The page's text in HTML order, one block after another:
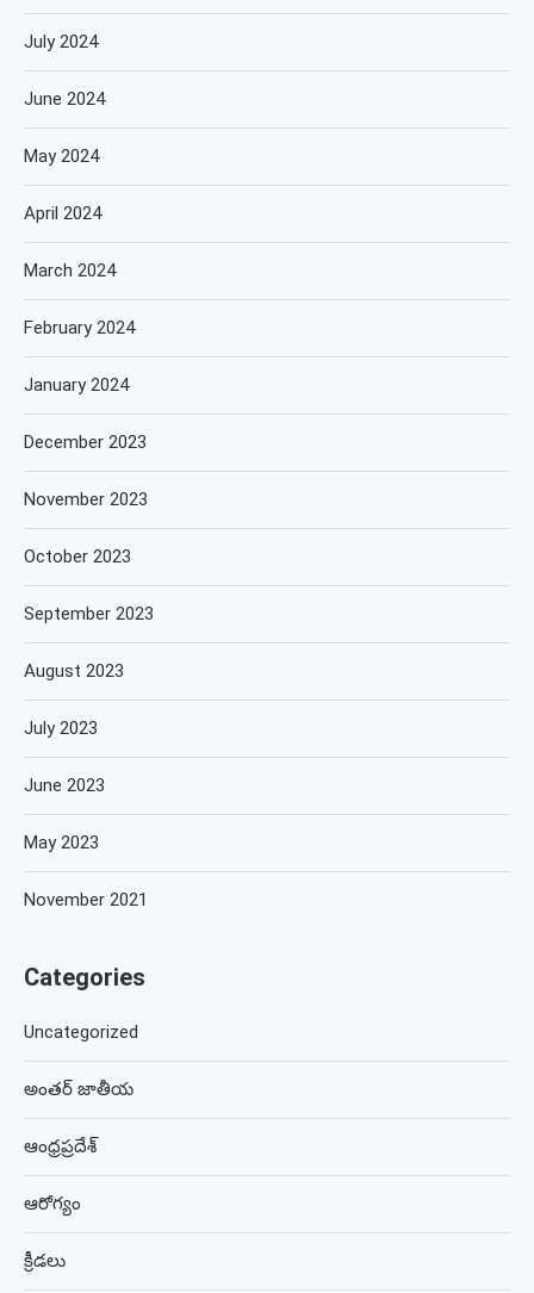
July 2024
June 2024
May 2024
April 2024
March 2024
February 2024
January 2024
December 2023
November 2023
October 2023
September 2023
August 2023
July 2023
June 2023
May 2023
November 2021
Categories
Uncategorized
అంతర్ జాతీయ
ఆంధ్రప్రదేశ్
ఆరోగ్యం
క్రీడలు